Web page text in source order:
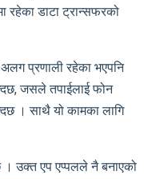
डाटा ट्रान्सफरको
प्रणाली रहेका भएपनि
जसले तपाईलाई फोन
। साथै यो कामका लागि
उक्त एप एप्पलले नै बनाएको